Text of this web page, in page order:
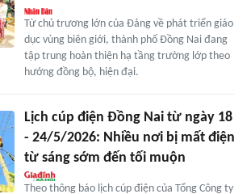
Từ chủ trương lớn của Đảng về phát triển giáo
dục vùng biên giới, thành phố Đồng Nai đang
tập trung hoàn thiện hạ tầng trường lớp theo
hướng đồng bộ, hiện đại.
Lịch cúp điện Đồng Nai từ ngày 18
- 24/5/2026: Nhiều nơi bị mất điện
từ sáng sớm đến tối muộn
Theo thông báo lịch cúp điện của Tổng Công ty